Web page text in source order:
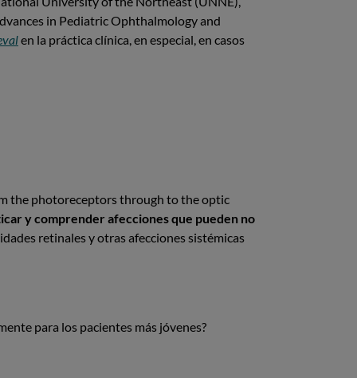
in Pediatric Ophthalmology and
en la práctica clínica, en especial, en casos
the photoreceptors through to the optic
y comprender afecciones que pueden no
retinales y otras afecciones sistémicas
para los pacientes más jóvenes?